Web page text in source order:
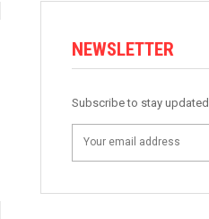
NEWSLETTER
Subscribe to stay updated.